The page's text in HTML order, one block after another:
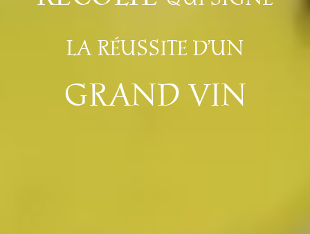
LA RÉUSSITE D’UN
GRAND VIN